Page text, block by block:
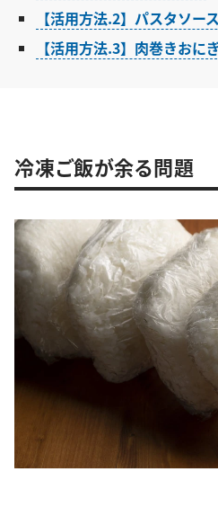
【活用方法.2】パスタソー
【活用方法.3】肉巻きおに
冷凍ご飯が余る問題